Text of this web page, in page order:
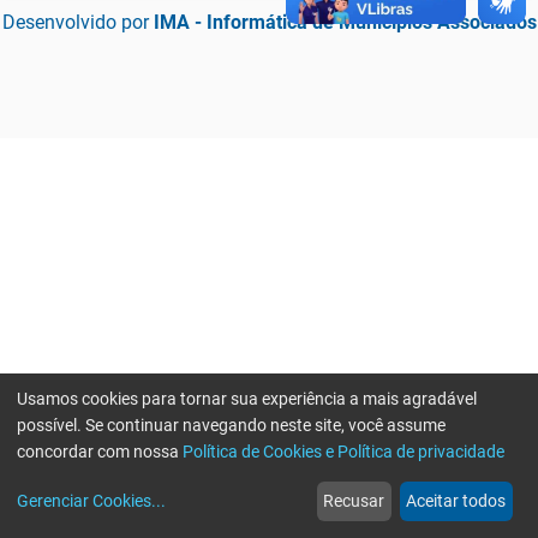
Desenvolvido por IMA - Informática de Municípios Associados
web
Notícias
more_horiz
Mais
Usamos cookies para tornar sua experiência a mais agradável
possível. Se continuar navegando neste site, você assume
concordar com nossa Política de Cookies e Política de privacidade
Gerenciar Cookies... Recusar Aceitar todos
Erro ao enviar informações, por favor tente novamente